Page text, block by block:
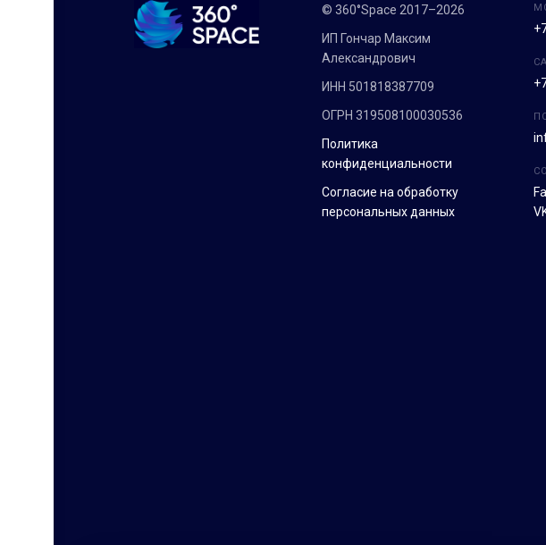
© 360°Space 2017–2026
ИП Гончар Максим
Александрович
ИНН 501818387709
ОГРН 319508100030536
Политика
конфиденциальности
Согласие на обработку
персональных данных